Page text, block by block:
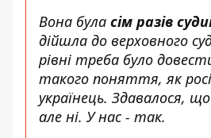
Вона була сім разів
дійшла до верховного
рівні треба було
такого поняття, як
українець. Здавалося,
але ні. У нас - так.